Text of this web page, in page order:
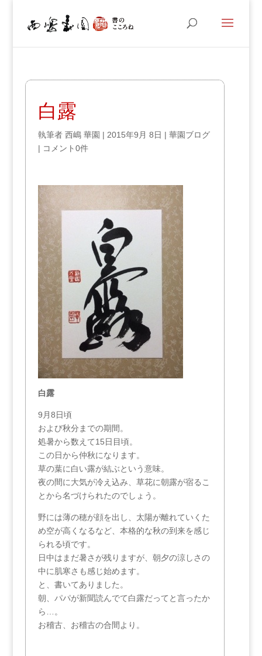
白露
執筆者 西嶋 華園 | 2015年9月 8日 | 華園ブログ
| コメント0件
白露
9月8日頃
および秋分までの期間。
処暑から数えて15日目頃。
この日から仲秋になります。
草の葉に白い露が結ぶという意味。
夜の間に大気が冷え込み、草花に朝露が宿るこ
とから名づけられたのでしょう。
野には薄の穂が顔を出し、太陽が離れていくた
め空が高くなるなど、本格的な秋の到来を感じ
られる頃です。
日中はまだ暑さが残りますが、朝夕の涼しさの
中に肌寒さも感じ始めます。
と、書いてありました。
朝、パパが新聞読んでて白露だってと言ったか
ら…。
お稽古、お稽古の合間より。